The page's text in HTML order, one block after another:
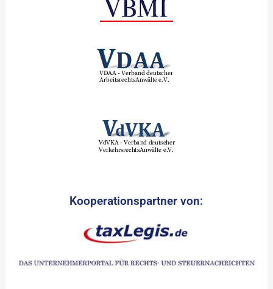
Kooperationspartner von: